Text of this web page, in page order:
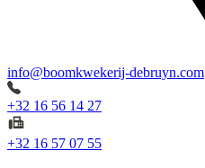
info@boomkwekerij-debruyn.com
+32 16 56 14 27
+32 16 57 07 55